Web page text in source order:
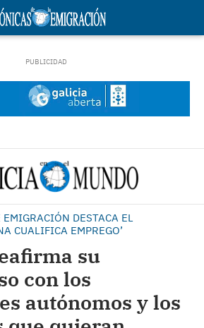
DESTACA EL
CUALIFICA EMPREGO’
su
con los
autónomos y los